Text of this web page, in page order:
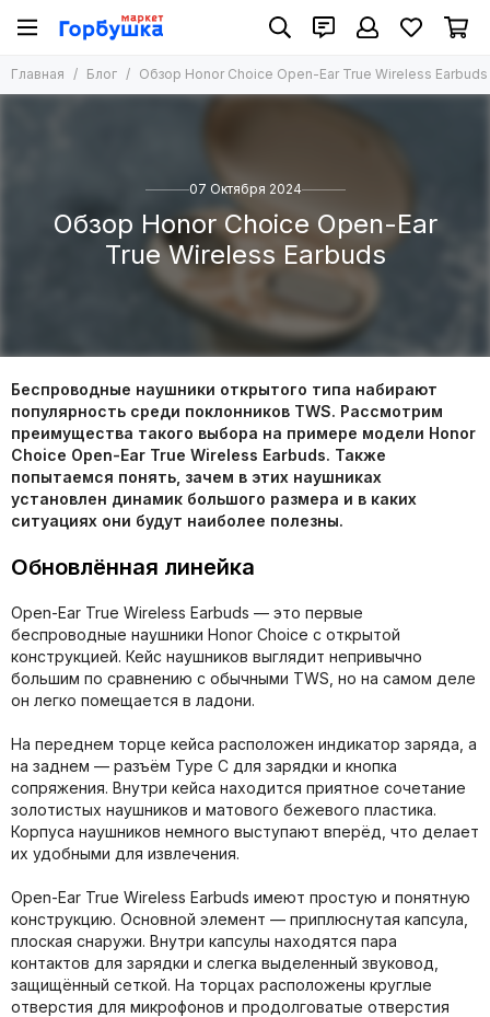
Главная Блог Обзор Honor Choice Open-Ear True Wireless Earbuds
07 Октября 2024
Обзор Honor Choice Open-Ear
True Wireless Earbuds
Беспроводные наушники открытого типа набирают
популярность среди поклонников TWS. Рассмотрим
преимущества такого выбора на примере модели Honor
Choice Open-Ear True Wireless Earbuds. Также
попытаемся понять, зачем в этих наушниках
установлен динамик большого размера и в каких
ситуациях они будут наиболее полезны.
Обновлённая линейка
Open-Ear True Wireless Earbuds — это первые
беспроводные наушники Honor Choice с открытой
конструкцией. Кейс наушников выглядит непривычно
большим по сравнению с обычными TWS, но на самом деле
он легко помещается в ладони.
На переднем торце кейса расположен индикатор заряда, а
на заднем — разъём Type С для зарядки и кнопка
сопряжения. Внутри кейса находится приятное сочетание
золотистых наушников и матового бежевого пластика.
Корпуса наушников немного выступают вперёд, что делает
их удобными для извлечения.
Open-Ear True Wireless Earbuds имеют простую и понятную
конструкцию. Основной элемент — приплюснутая капсула,
плоская снаружи. Внутри капсулы находятся пара
контактов для зарядки и слегка выделенный звуковод,
защищённый сеткой. На торцах расположены круглые
отверстия для микрофонов и продолговатые отверстия